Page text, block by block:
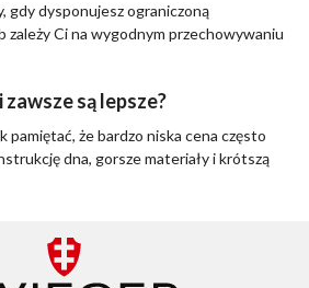
gdy dysponujesz ograniczoną
zależy Ci na wygodnym przechowywaniu
są lepsze?
pamiętać, że bardzo niska cena często
dna, gorsze materiały i krótszą